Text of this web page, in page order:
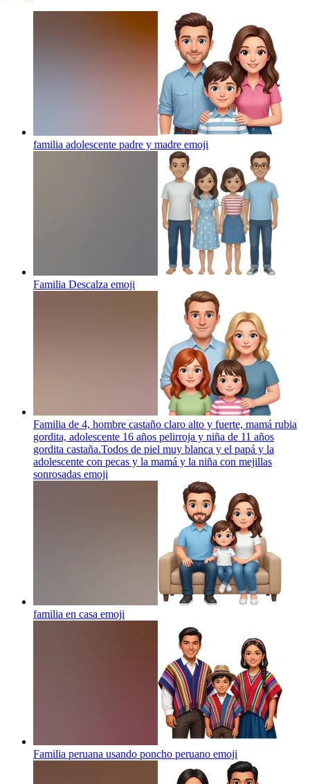
familia adolescente padre y madre emoji
Familia Descalza emoji
Familia de 4, hombre castaño claro alto y fuerte, mamá rubia
gordita, adolescente 16 años pelirroja y niña de 11 años
gordita castaña.Todos de piel muy blanca y el papá y la
adolescente con pecas y la mamá y la niña con mejillas
sonrosadas emoji
familia en casa emoji
Familia peruana usando poncho peruano emoji